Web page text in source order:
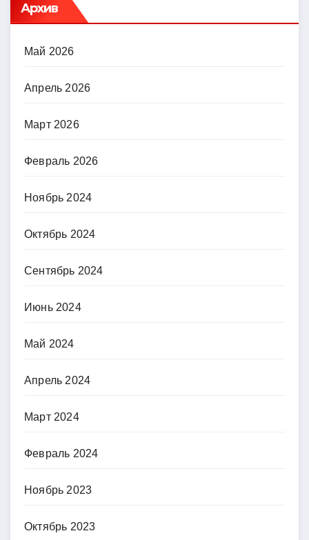
Архив
Май 2026
Апрель 2026
Март 2026
Февраль 2026
Ноябрь 2024
Октябрь 2024
Сентябрь 2024
Июнь 2024
Май 2024
Апрель 2024
Март 2024
Февраль 2024
Ноябрь 2023
Октябрь 2023